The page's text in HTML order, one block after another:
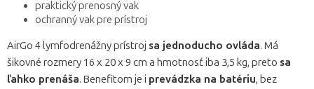
praktický prenosný vak
ochranný vak pre prístroj
AirGo 4 lymfodrenážny prístroj sa jednoducho ovláda. Má
šikovné rozmery 16 x 20 x 9 cm a hmotnosť iba 3,5 kg, preto sa
ľahko prenáša. Benefitom je i prevádzka na batériu, bez